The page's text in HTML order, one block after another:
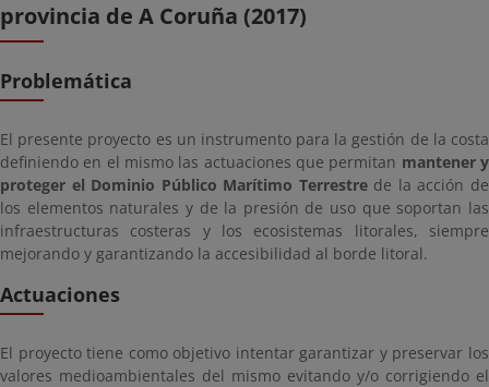
provincia de A Coruña (2017)
Problemática
El presente proyecto es un instrumento para la gestión de la costa
definiendo en el mismo las actuaciones que permitan mantener y
proteger el Dominio Público Marítimo Terrestrede la acción de
los elementos naturales y de la presión de uso que soportan las
infraestructuras costeras y los ecosistemas litorales, siempre
mejorando y garantizando la accesibilidad al borde litoral.
Actuaciones
El proyecto tiene como objetivo intentar garantizar y preservar los
valores medioambientales del mismo evitando y/o corrigiendo el